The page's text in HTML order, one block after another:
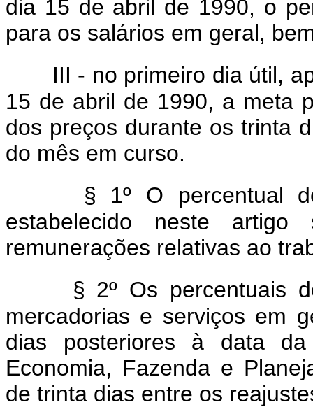
dia 15 de abril de 1990, o
para os salários em geral,
III - no primeiro dia útil,
15 de abril de 1990, a meta
dos preços durante os trinta
do mês em curso.
§ 1º O percentual
estabelecido neste
remunerações relativas ao
§ 2º Os percentuais
mercadorias e serviços em
dias posteriores à data
Economia, Fazenda e
de trinta dias entre os